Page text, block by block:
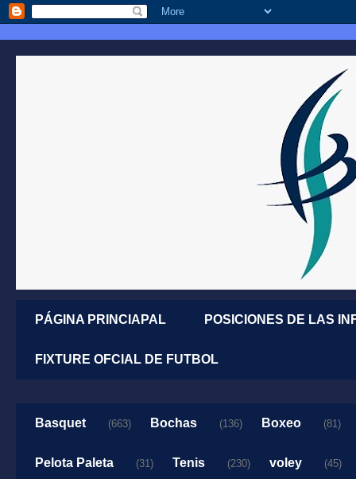
PÁGINA PRINCIAPAL POSICIONES DE LAS
FIXTURE OFCIAL DE FUTBOL
Basquet (663) Bochas (136) Boxeo (81)
Pelota Paleta (31) Tenis (230) voley (45)